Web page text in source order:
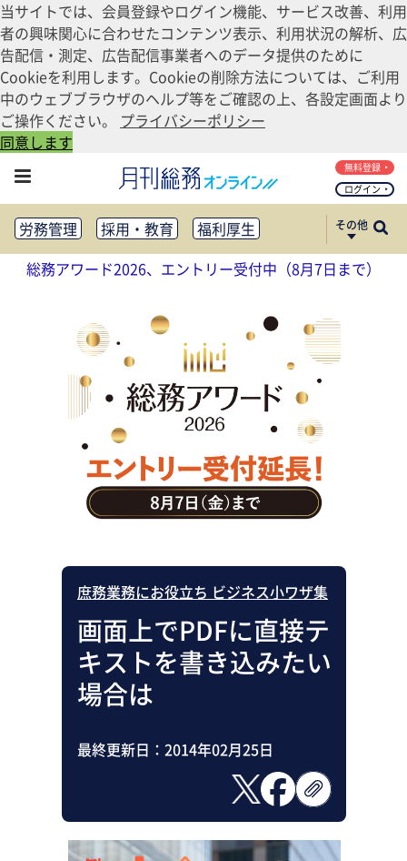
当サイトでは、会員登録やログイン機能、サービス改善、利用
者の興味関心に合わせたコンテンツ表示、利用状況の解析、広
告配信・測定、広告配信事業者へのデータ提供のために
Cookieを利用します。Cookieの削除方法については、ご利用
中のウェブブラウザのヘルプ等をご確認の上、各設定画面より
ご操作ください。 プライバシーポリシー
同意します
ログイン
無料登録
労務管理 採用・教育
福利厚生
健康経営
働き方改革
法務・コンプライアンス
リスクマネジメント・BCP
社外・社内広報
社外・社内コミュニケーション活性化
FM・オフィス移転
CSR・SDGs
テクノロジー活用・DX
助成金・補助金・コスト削減
アウトソーシング・BPO
調査・レポート
その他
総務アワード2026、エントリー受付中（8月7日まで）
庶務業務にお役立ち ビジネス小ワザ集
画面上でPDFに直接テ
キストを書き込みたい
場合は
最終更新日： 2014年02月25日